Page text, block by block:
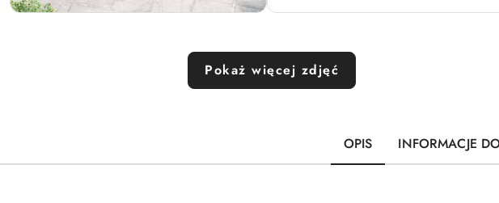
Pokaż więcej zdjęć
OPIS INFORMACJE